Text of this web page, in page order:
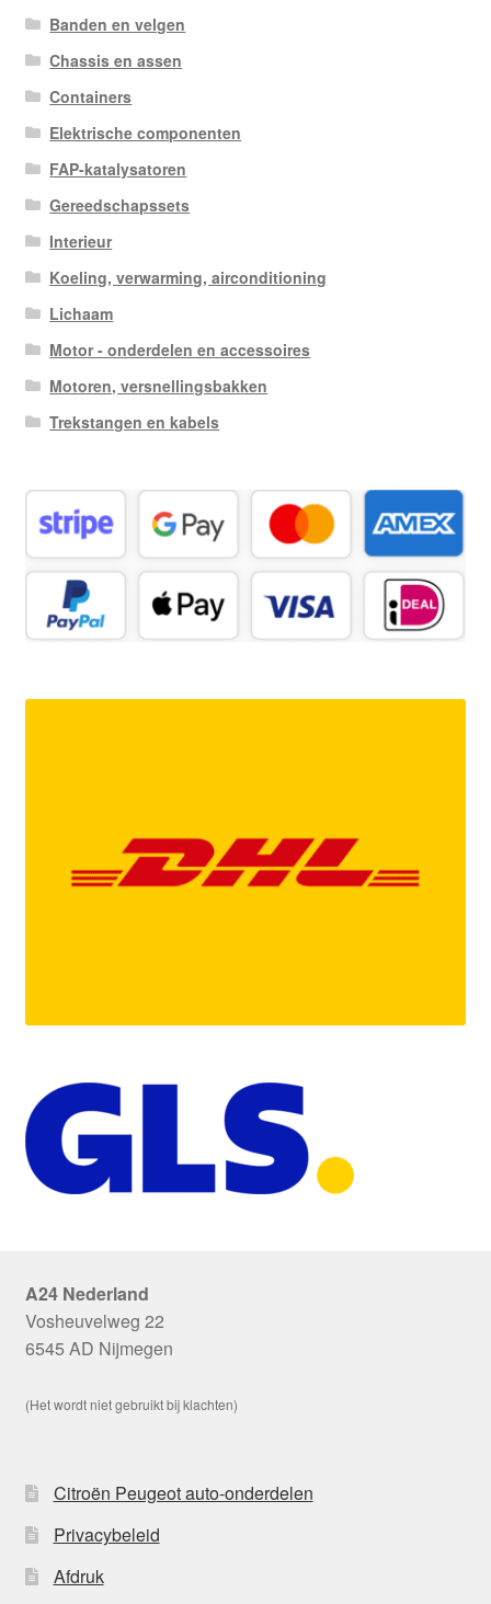
Banden en velgen
Chassis en assen
Containers
Elektrische componenten
FAP-katalysatoren
Gereedschapssets
Interieur
Koeling, verwarming, airconditioning
Lichaam
Motor - onderdelen en accessoires
Motoren, versnellingsbakken
Trekstangen en kabels
A24 Nederland
Vosheuvelweg 22
6545 AD Nijmegen
(Het wordt niet gebruikt bij klachten)
Citroën Peugeot auto-onderdelen
Privacybeleid
Afdruk